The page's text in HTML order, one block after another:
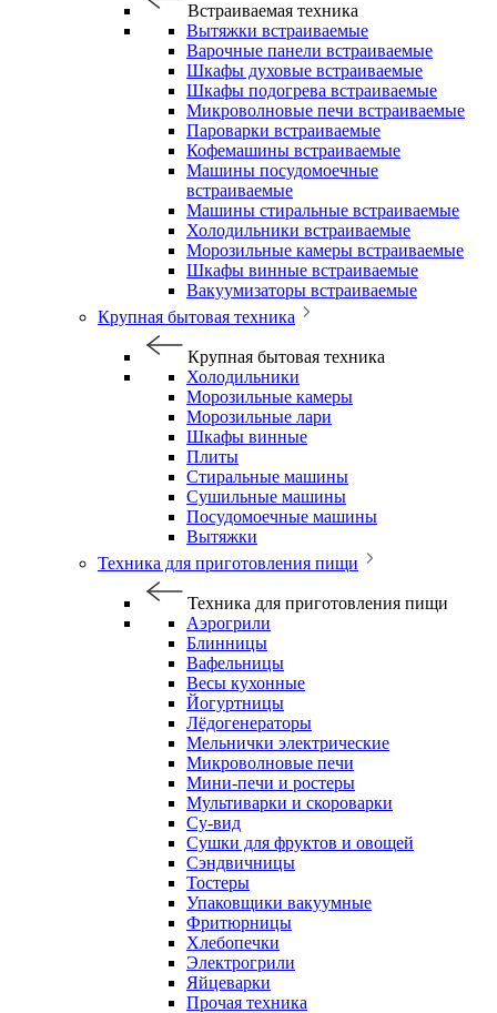
Встраиваемая техника
Вытяжки встраиваемые
Варочные панели встраиваемые
Шкафы духовые встраиваемые
Шкафы подогрева встраиваемые
Микроволновые печи встраиваемые
Пароварки встраиваемые
Кофемашины встраиваемые
Машины посудомоечные
встраиваемые
Машины стиральные встраиваемые
Холодильники встраиваемые
Морозильные камеры встраиваемые
Шкафы винные встраиваемые
Вакуумизаторы встраиваемые
Крупная бытовая техника
Крупная бытовая техника
Холодильники
Морозильные камеры
Морозильные лари
Шкафы винные
Плиты
Стиральные машины
Сушильные машины
Посудомоечные машины
Вытяжки
Техника для приготовления пищи
Техника для приготовления пищи
Аэрогрили
Блинницы
Вафельницы
Весы кухонные
Йогуртницы
Лёдогенераторы
Мельнички электрические
Микроволновые печи
Мини-печи и ростеры
Мультиварки и скороварки
Су-вид
Сушки для фруктов и овощей
Сэндвичницы
Тостеры
Упаковщики вакуумные
Фритюрницы
Хлебопечки
Электрогрили
Яйцеварки
Прочая техника